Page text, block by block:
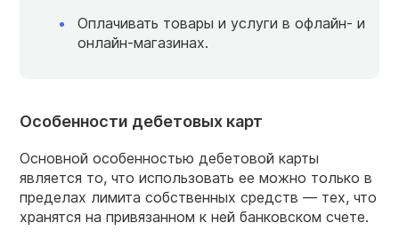
Оплачивать товары и услуги в офлайн- и
онлайн-магазинах.
Особенности дебетовых карт
Основной особенностью дебетовой карты
является то, что использовать ее можно только в
пределах лимита собственных средств — тех, что
хранятся на привязанном к ней банковском счете.